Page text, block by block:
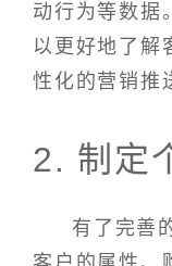
动行为等数据
以更好地了解
性化的营销推
2. 制定
有了完善